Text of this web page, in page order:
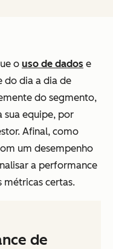
o uso de dados e
do dia a dia de
do segmento,
sua equipe, por
Afinal, como
um desempenho
a performance
métricas certas.
de